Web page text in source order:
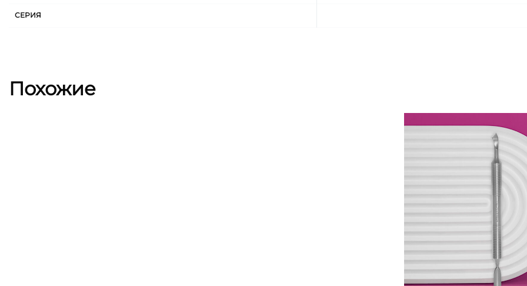
СЕРИЯ
Похожие